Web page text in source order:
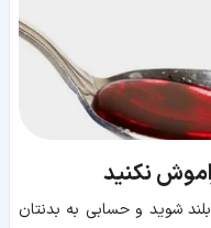
نکنید
شوید و حسابی به بدنتان